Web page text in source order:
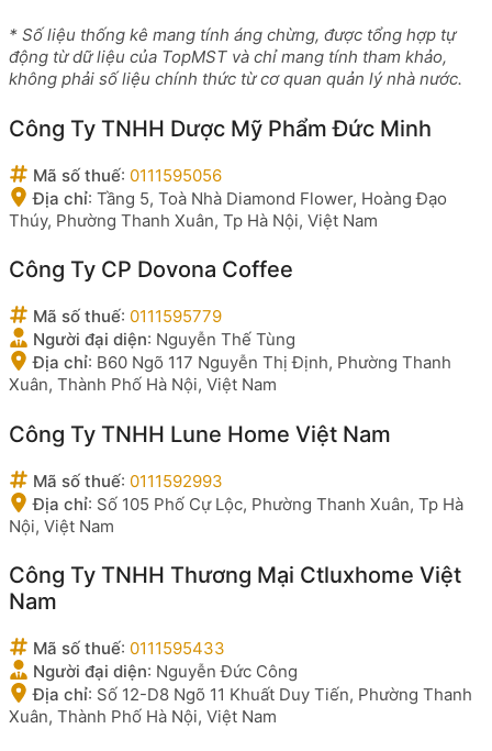
* Số liệu thống kê mang tính áng chừng, được tổng hợp tự
động từ dữ liệu của TopMST và chỉ mang tính tham khảo,
không phải số liệu chính thức từ cơ quan quản lý nhà nước.
Công Ty TNHH Dược Mỹ Phẩm Đức Minh
Mã số thuế: 0111595056
Địa chỉ: Tầng 5, Toà Nhà Diamond Flower, Hoàng Đạo
Thúy, Phường Thanh Xuân, Tp Hà Nội, Việt Nam
Công Ty CP Dovona Coffee
Mã số thuế: 0111595779
Người đại diện: Nguyễn Thế Tùng
Địa chỉ: B60 Ngõ 117 Nguyễn Thị Định, Phường Thanh
Xuân, Thành Phố Hà Nội, Việt Nam
Công Ty TNHH Lune Home Việt Nam
Mã số thuế: 0111592993
Địa chỉ: Số 105 Phố Cự Lộc, Phường Thanh Xuân, Tp Hà
Nội, Việt Nam
Công Ty TNHH Thương Mại Ctluxhome Việt
Nam
Mã số thuế: 0111595433
Người đại diện: Nguyễn Đức Công
Địa chỉ: Số 12-D8 Ngõ 11 Khuất Duy Tiến, Phường Thanh
Xuân, Thành Phố Hà Nội, Việt Nam